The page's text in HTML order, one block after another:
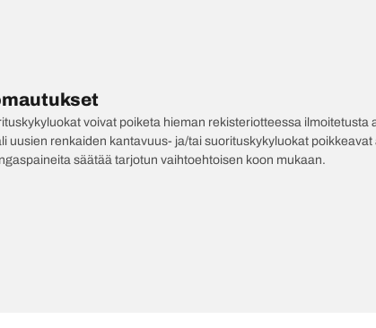
voivat poiketa hieman rekisteriotteessa
uusien renkaiden kantavuus- ja/tai suorituskykyluokat
säätää tarjotun vaihtoehtoisen koon mukaan.